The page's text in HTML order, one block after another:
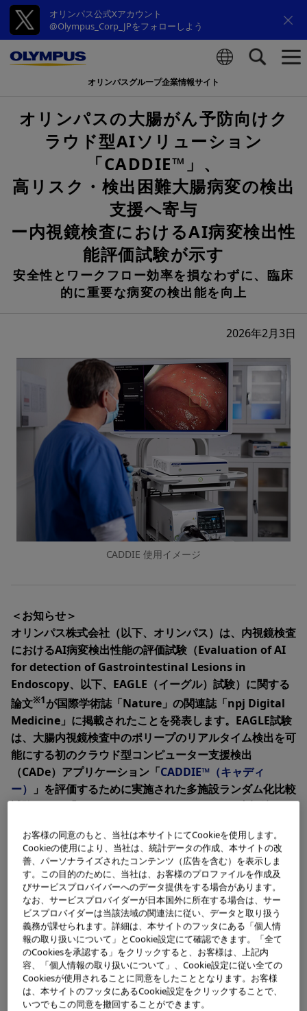
オリンパス公式Xアカウント
@Olympus_Corp_JPをフォローしよう
オリンパスグループ企業情報サイト
オリンパスの大腸がん予防向けク
ラウド型AIソリューション
「CADDIE™」、
高リスク・検出困難大腸病変の検出
支援へ寄与
ー内視鏡検査におけるAI病変検出性
能評価試験が示す
安全性とワークフロー効率を損なわずに、臨床
的に重要な病変の検出能を向上
2026年2月3日
CADDIE 使用イメージ
＜お知らせ＞
オリンパス株式会社（以下、オリンパス）は、内視鏡検査
におけるAI病変検出性能の評価試験（Evaluation of AI
for detection of Gastrointestinal Lesions in
Endoscopy、以下、EAGLE（イーグル）試験）に関する
論文※1が国際学術誌「Nature」の関連誌「npj Digital
Medicine」に掲載されたことを発表します。EAGLE試験
は、大腸内視鏡検査中のポリープのリアルタイム検出を可
能にする初のクラウド型コンピューター支援検出
（CADe）アプリケーション「CADDIE™（キャディ
ー）
」を評価するために実施された多施設ランダム化比較
試験です。「CADDIE」は、インテリジェント内視鏡エコ
導入されたソリューションで、 米国食品医薬品局（FDA）
による510(K)認可および欧州医療機器規則（MDR）に基
づくCEマーク認証を取得しています。※2
EAGLE試験は、クラウド型AIが、安全性やワークフローを
維持しながら、内視鏡医が大きな腺腫（特に平坦型）およ
び鋸歯（きょし）状病変（SSL）※3といったがん化の予防
において重要な病変※4,5,6,7を検出する上で有用であるこ
とを示しました。
お客様の同意のもと、当社は本サイトにてCookieを使用します。
Cookieの使用により、当社は、統計データの作成、本サイトの改
善、パーソナライズされたコンテンツ（広告を含む）を表示しま
す。この目的のために、当社は、お客様のプロファイルを作成及
びサービスプロバイバーへのデータ提供をする場合があります。
なお、サービスプロバイダーが日本国外に所在する場合は、サー
ビスプロバイダーは当該法域の関連法に従い、データと取り扱う
義務が課せられます。詳細は、本サイトのフッタにある「個人情
報の取り扱いについて」とCookie設定にて確認できます。「全て
のCookiesを承認する」をクリックすると、お客様は、上記内
容、「個人情報の取り扱いについて」、Cookie設定に従い全ての
Cookiesが使用されることに同意をしたこととなります。お客様
は、本サイトのフッタにあるCookie設定をクリックすることで、
いつでもこの同意を撤回することができます。